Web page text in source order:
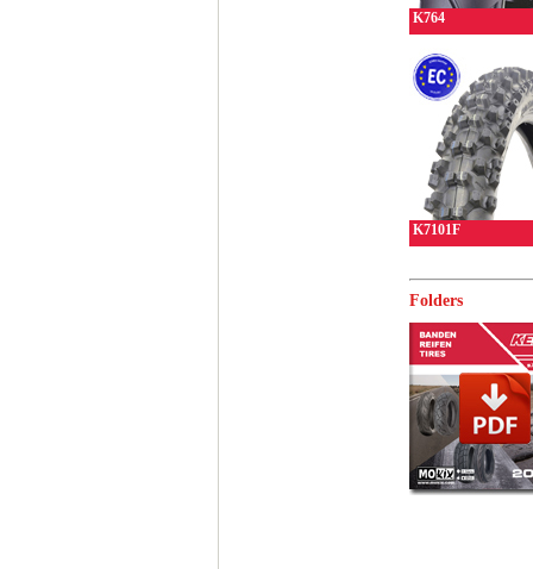
K764
K7101F
Folders